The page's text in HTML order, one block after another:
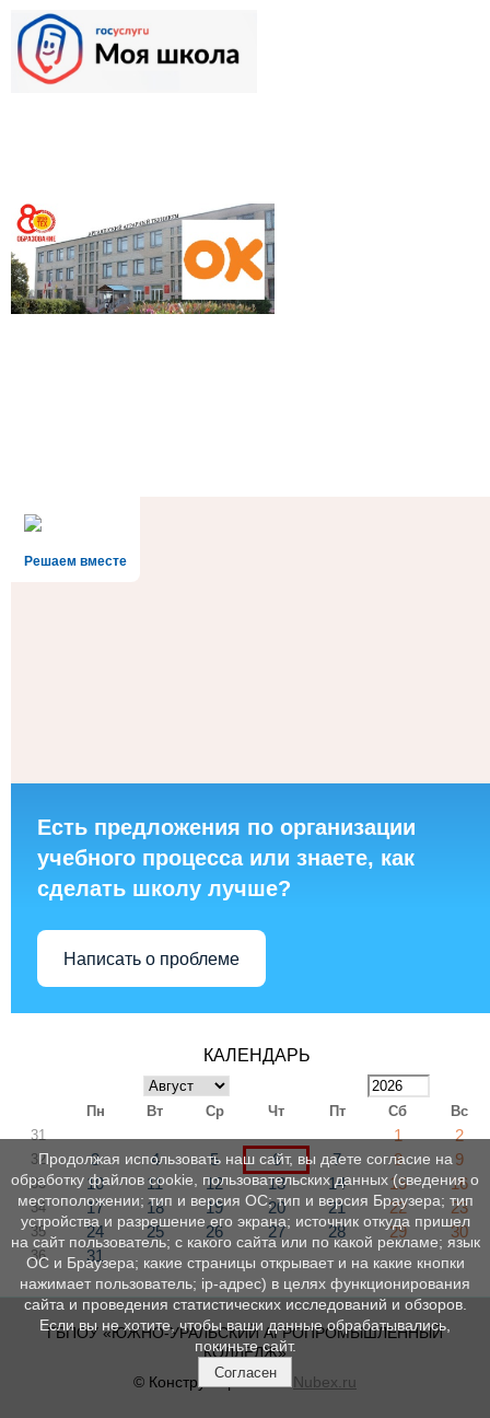
Решаем вместе
Есть предложения по организации
учебного процесса или знаете, как
сделать школу лучше?
Написать о проблеме
КАЛЕНДАРЬ
Пн Вт Ср Чт Пт Сб
Вс
31
1 2
32 3 4 5 6 7 8 9
33 10 11 12 13 14 15 16
34 17 18 19 20 21 22 23
35 24 25 26 27 28 29 30
36 31
ГБПОУ «ЮЖНО-УРАЛЬСКИЙ АГРОПРОМЫШЛЕННЫЙ
КОЛЛЕДЖ»
© Конструктор сайтов Nubex.ru
Продолжая использовать наш сайт, вы даете согласие на
обработку файлов cookie, пользовательских данных (сведения о
местоположении; тип и версия ОС; тип и версия Браузера; тип
устройства и разрешение его экрана; источник откуда пришел
на сайт пользователь; с какого сайта или по какой рекламе; язык
ОС и Браузера; какие страницы открывает и на какие кнопки
нажимает пользователь; ip-адрес) в целях функционирования
сайта и проведения статистических исследований и обзоров.
Если вы не хотите, чтобы ваши данные обрабатывались,
покиньте сайт.
Согласен